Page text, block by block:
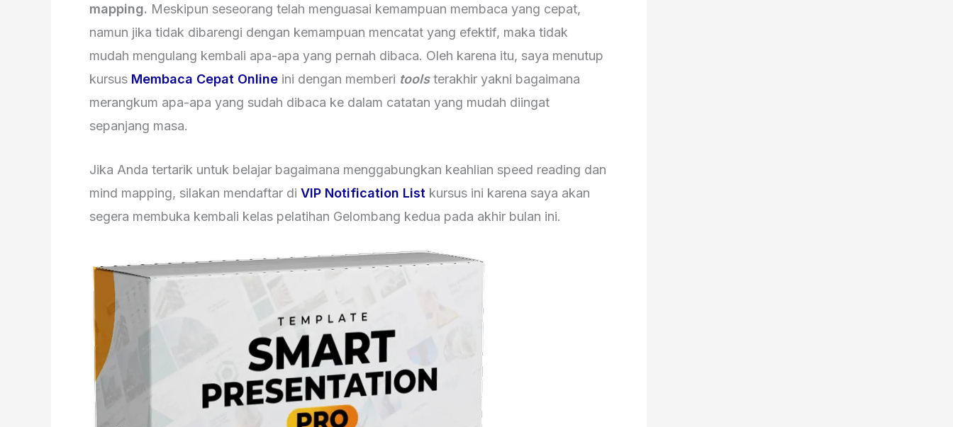
mapping. Meskipun seseorang telah menguasai kemampuan membaca yang cepat,
namun jika tidak dibarengi dengan kemampuan mencatat yang efektif, maka tidak
mudah mengulang kembali apa-apa yang pernah dibaca. Oleh karena itu, saya menutup
kursus Membaca Cepat Online ini dengan memberi toolsterakhir yakni bagaimana
merangkum apa-apa yang sudah dibaca ke dalam catatan yang mudah diingat
sepanjang masa.
Jika Anda tertarik untuk belajar bagaimana menggabungkan keahlian speed reading dan
mind mapping, silakan mendaftar di VIP Notification List kursus ini karena saya akan
segera membuka kembali kelas pelatihan Gelombang kedua pada akhir bulan ini.